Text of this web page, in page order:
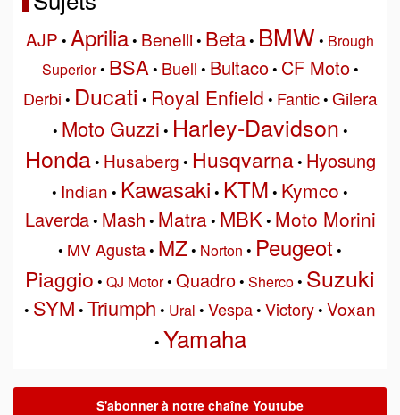
AJP • Aprilia• Benelli• Beta• BMW • Brough
Superior• BSA• Buell • Bultaco• CF Moto•
Derbi • Ducati • Royal Enfield • Fantic• Gilera
• Moto Guzzi • Harley-Davidson •
Honda• Husaberg • Husqvarna• Hyosung
• Indian • Kawasaki • KTM • Kymco •
Laverda• Mash • Matra• MBK• Moto Morini
• MV Agusta• MZ• Norton • Peugeot •
Piaggio • QJ Motor• Quadro• Sherco• Suzuki
• SYM • Triumph • Ural • Vespa• Victory• Voxan
• Yamaha